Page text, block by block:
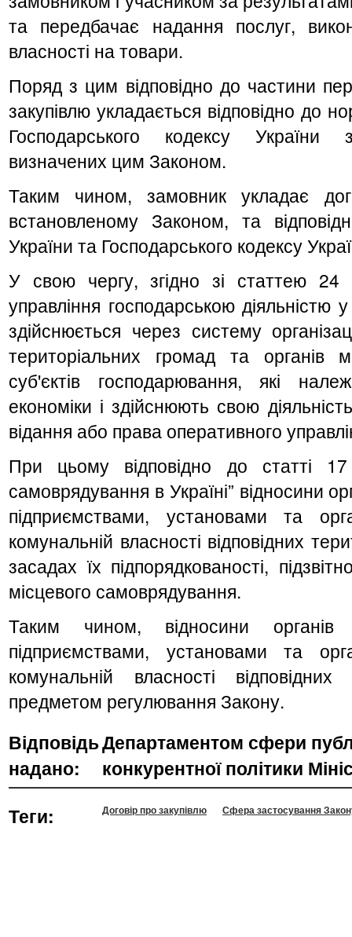
та передбачає надання послуг,
власності на товари.
Поряд з цим відповідно до частини
закупівлю укладається відповідно до
Господарського кодексу
визначених цим Законом.
Таким чином, замовник укладає
встановленому Законом, та
України та Господарського кодексу
У свою чергу, згідно зі статтею 24
управління господарською діяльністю
здійснюється через систему
територіальних громад та органів
суб'єктів господарювання, які
економіки і здійснюють свою
відання або права оперативного
При цьому відповідно до статті
самоврядування в Україні” відносини
підприємствами, установами та
комунальній власності відповідних
засадах їх підпорядкованості,
місцевого самоврядування.
Таким чином, відносини органів
підприємствами, установами та
комунальній власності
предметом регулювання Закону.
Відповідь
надано:
Департаментом сфери
конкурентної політики
Теги:
Договір про закупівлю Сфера застосування